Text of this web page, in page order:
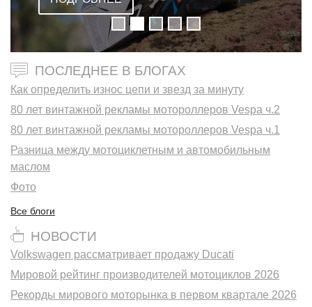
ПОСЛЕДНЕЕ В БЛОГАХ
Как определить износ цепи и звезд за минуту
80 лет винтажной рекламы мотороллеров Vespa ч.2
80 лет винтажной рекламы мотороллеров Vespa ч.1
Разница между мотоциклетным и автомобильным
маслом
Фото
Все блоги
НОВОСТИ
Volkswagen рассматривает продажу Ducati
Мировой рейтинг производителей мотоциклов 2026
Рекорды мирового моторынка в первом квартале 2026